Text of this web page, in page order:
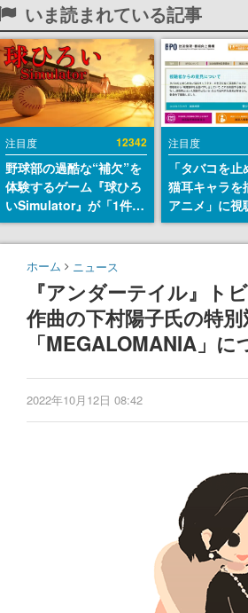
いま読まれている記事
注目度 12342
野球部の過酷な“補欠”を
体験するゲーム『球ひろ
いSimulator』が「1件」
のウィッシュリストをも
とにチェコ語に対応し
SNSで話題に。『キング
ダム・カム』開発元やチ
ェコのプロ野球選手から
称賛の声
注目度
「タバコを
猫耳キャラを
アニメ」に視
から批判意見
の使用と思し
ホーム ニュース
『アンダーテイル』ト
作曲の下村陽子氏の特
「MEGALOMANIA」
2022年10月12日 08:42